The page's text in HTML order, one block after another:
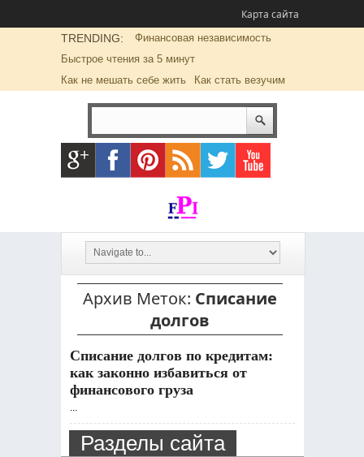
Карта сайта
TRENDING:
Финансовая независимость
Быстрое чтения за 5 минут
Как не мешать себе жить
Как стать везучим
Архив Меток: Списание
долгов
Списание долгов по кредитам:
как законно избавиться от
финансового груза
...
Разделы сайта